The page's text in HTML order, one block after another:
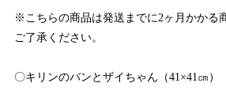
※こちらの商品は発送までに2ヶ月かかる
ご了承ください。
〇キリンのバンとザイちゃん（41×41㎝）